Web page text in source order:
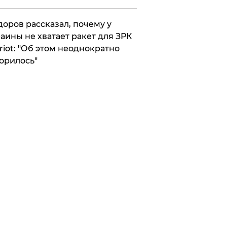
рассказал, почему у
не хватает ракет для ЗРК
"Об этом неоднократно